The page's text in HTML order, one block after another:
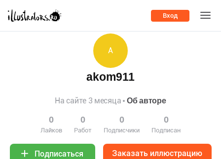
Вход
A
akom911
На сайте 3 месяца Об авторе
0
Лайков
0
Работ
0
Подписчики
0
Подписан
Подписаться Заказать иллюстрацию